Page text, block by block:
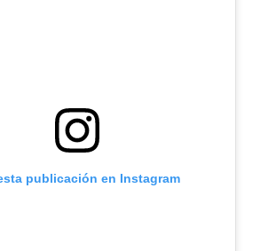
publicación en Instagram